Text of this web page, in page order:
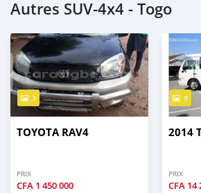
Autres SUV‒4x4 - Togo
3
TOYOTA RAV4
PRIX
CFA 1 450 000
9
2014
PRIX
CFA 14